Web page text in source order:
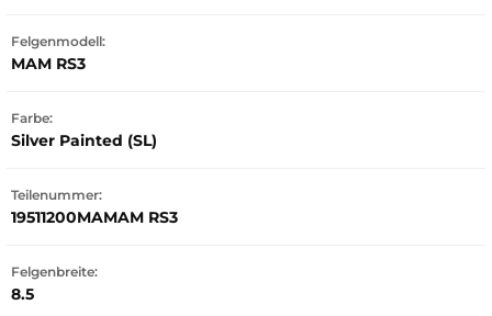
Felgenmodell:
MAM RS3
Farbe:
Silver Painted (SL)
Teilenummer:
19511200MAMAM RS3
Felgenbreite:
8.5